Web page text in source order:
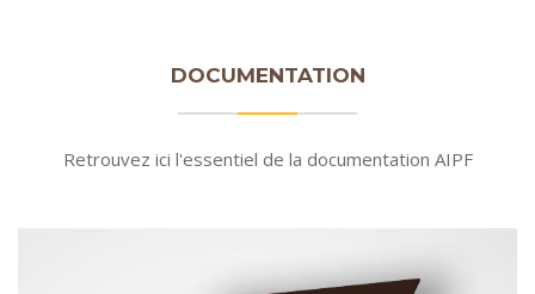
DOCUMENTATION
Retrouvez ici l'essentiel de la documentation AIPF